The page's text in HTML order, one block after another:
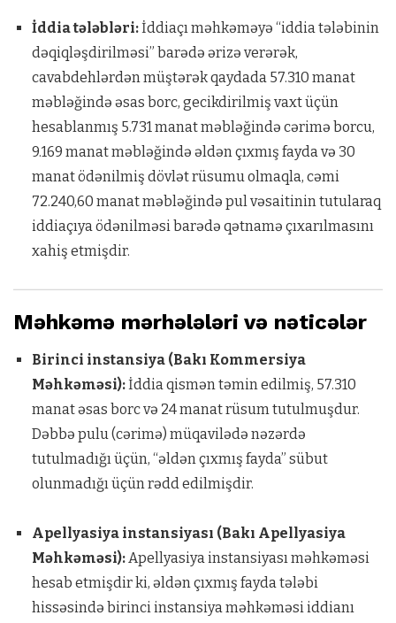
İddia tələbləri:İddiaçı məhkəməyə “iddia tələbinin
dəqiqləşdirilməsi” barədə ərizə verərək,
cavabdehlərdən müştərək qaydada 57.310 manat
məbləğində əsas borc, gecikdirilmiş vaxt üçün
hesablanmış 5.731 manat məbləğində cərimə borcu,
9.169 manat məbləğində əldən çıxmış fayda və 30
manat ödənilmiş dövlət rüsumu olmaqla, cəmi
72.240,60 manat məbləğində pul vəsaitinin tutularaq
iddiaçıya ödənilməsi barədə qətnamə çıxarılmasını
xahiş etmişdir.
Məhkəmə mərhələləri və nəticələr
Birinci instansiya (Bakı Kommersiya
Məhkəməsi):İddia qismən təmin edilmiş, 57.310
manat əsas borc və 24 manat rüsum tutulmuşdur.
Dəbbə pulu (cərimə) müqavilədə nəzərdə
tutulmadığı üçün, “əldən çıxmış fayda” sübut
olunmadığı üçün rədd edilmişdir.
Apellyasiya instansiyası (Bakı Apellyasiya
Məhkəməsi):Apellyasiya instansiyası məhkəməsi
hesab etmişdir ki, əldən çıxmış fayda tələbi
hissəsində birinci instansiya məhkəməsi iddianı